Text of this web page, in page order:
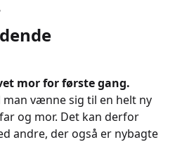
mor for første gang.
vænne sig til en helt ny
og mor. Det kan derfor
andre, der også er nybagte